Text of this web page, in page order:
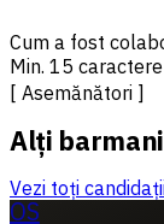
Cum a fost
Min. 15
[ Asemănători ]
Alți
Vezi toți
OS